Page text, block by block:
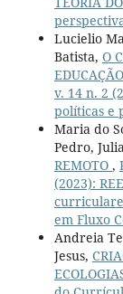
Lucielio
Batista, O
v. 14 n. 2
políticas e
Maria do
Pedro,
REMOTO ,
(2023):
em Fluxo
Andreia
Jesus,